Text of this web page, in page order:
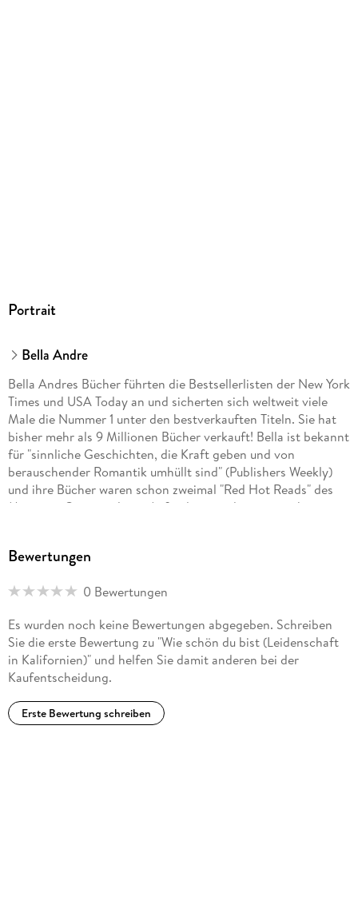
Bilder von dir
Weil es Liebe ist
Wer Liebe sät
Irgendwo auf der Welt
Halt mich
Mit Leib und Seele
Herzbeben
Portrait
Bella Andre
Bella Andres Bücher führten die Bestsellerlisten der New York
Times und USA Today an und sicherten sich weltweit viele
Male die Nummer 1 unter den bestverkauften Titeln. Sie hat
bisher mehr als 9 Millionen Bücher verkauft! Bella ist bekannt
für "sinnliche Geschichten, die Kraft geben und von
berauschender Romantik umhüllt sind" (Publishers Weekly)
und ihre Bücher waren schon zweimal "Red Hot Reads" des
Magazins Cosmopolitan. Außerdem wurden sie in zehn
Literatur-Website Goodreads gibt es für Bella Andres Bücher
Bewertungen
0 Bewertungen
Es wurden noch keine Bewertungen abgegeben. Schreiben
Sie die erste Bewertung zu "Wie schön du bist (Leidenschaft
in Kalifornien)" und helfen Sie damit anderen bei der
Kaufentscheidung.
Erste Bewertung schreiben